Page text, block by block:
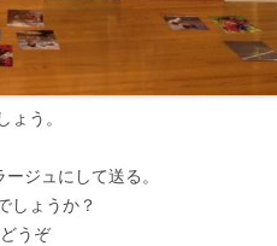
う。
ージュにして送る。
しょうか？
うぞ